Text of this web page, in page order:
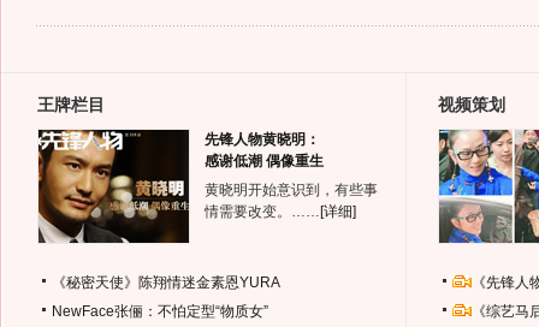
王牌栏目
先锋人物黄晓明：
感谢低潮 偶像重生
黄晓明开始意识到，有些事
情需要改变。…… [详细]
《秘密天使》陈翔情迷金素恩YURA
NewFace张俪：不怕定型“物质女”
视频策划
《先锋
《综艺